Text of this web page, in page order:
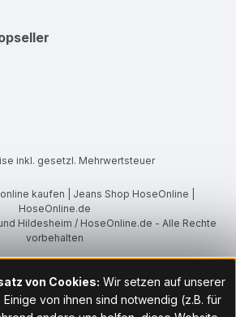
inkl. gesetzl. Mehrwertsteuer
kaufen | Jeans Shop HoseOnline |
HoseOnline.de
Hildesheim / HoseOnline.de - Alle Rechte
vorbehalten
von Cookies: Wir setzen auf unserer
von ihnen sind notwendig (z.B. für